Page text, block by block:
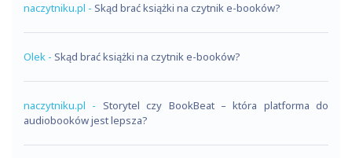
naczytniku.pl - Skąd brać książki na czytnik e-booków?
Olek - Skąd brać książki na czytnik e-booków?
naczytniku.pl - Storytel czy BookBeat – która platforma do
audiobooków jest lepsza?